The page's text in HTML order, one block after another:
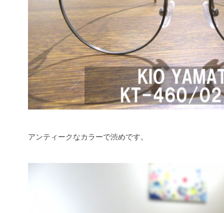
アンティークなカラーで渋めです。